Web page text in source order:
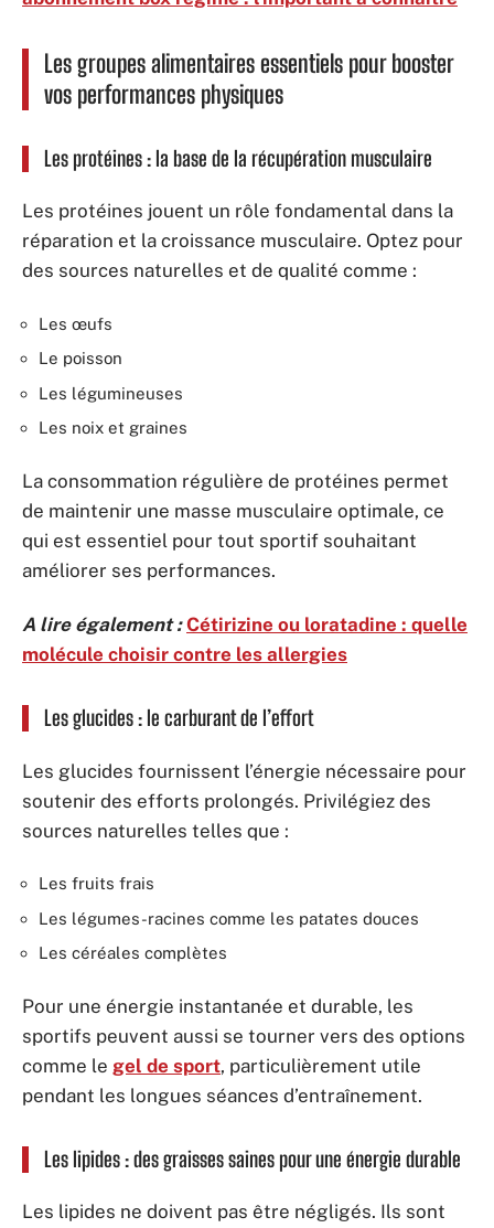
Les groupes alimentaires essentiels pour booster
vos performances physiques
Les protéines : la base de la récupération musculaire
Les protéines jouent un rôle fondamental dans la
réparation et la croissance musculaire. Optez pour
des sources naturelles et de qualité comme :
Les œufs
Le poisson
Les légumineuses
Les noix et graines
La consommation régulière de protéines permet
de maintenir une masse musculaire optimale, ce
qui est essentiel pour tout sportif souhaitant
améliorer ses performances.
A lire également : Cétirizine ou loratadine : quelle
molécule choisir contre les allergies
Les glucides : le carburant de l’effort
Les glucides fournissent l’énergie nécessaire pour
soutenir des efforts prolongés. Privilégiez des
sources naturelles telles que :
Les fruits frais
Les légumes-racines comme les patates douces
Les céréales complètes
Pour une énergie instantanée et durable, les
sportifs peuvent aussi se tourner vers des options
comme le gel de sport, particulièrement utile
pendant les longues séances d’entraînement.
Les lipides : des graisses saines pour une énergie durable
Les lipides ne doivent pas être négligés. Ils sont